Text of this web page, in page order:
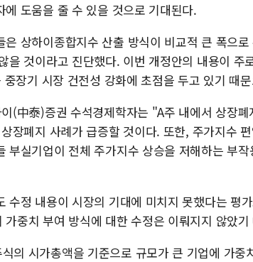
에 도움을 줄 수 있을 것으로 기대된다.
은 상하이종합지수 산출 방식이 비교적 큰 폭으
을 것이라고 진단했다. 이번 개정안의 내용이 주
장기 시장 건전성 강화에 초점을 두고 있기 때
(中泰)증권 수석경제학자는 "A주 내에서 상장
장폐지 사례가 급증할 것이다. 또한, 주가지수
부실기업이 전체 주가지수 상승을 저해하는 부
수정 내용이 시장의 기대에 미치지 못했다는 평
가중치 부여 방식에 대한 수정은 이뤄지지 않았
의 시가총액을 기준으로 규모가 큰 기업에 가중